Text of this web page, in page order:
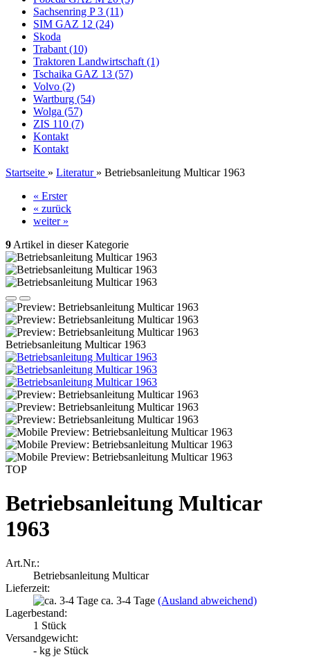
Sachsenring P 3 (11)
SIM GAZ 12 (24)
Skoda
Trabant (10)
Traktoren Landwirtschaft (1)
Tschaika GAZ 13 (57)
Volvo (2)
Wartburg (54)
Wolga (57)
ZIS 110 (7)
Kontakt
Kontakt
Startseite » Literatur » Betriebsanleitung Multicar 1963
« Erster
« zurück
weiter »
9 Artikel in dieser Kategorie
Betriebsanleitung Multicar 1963
TOP
Betriebsanleitung Multicar
1963
Art.Nr.:
Betriebsanleitung Multicar
Lieferzeit:
ca. 3-4 Tage (Ausland abweichend)
Lagerbestand:
1 Stück
Versandgewicht:
- kg je Stück